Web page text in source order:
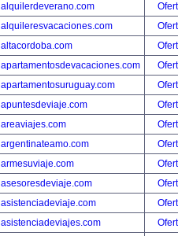
alquilerdeverano.com
alquileresvacaciones.com
altacordoba.com
apartamentosdevacaciones.com
apartamentosuruguay.com
apuntesdeviaje.com
areaviajes.com
argentinateamo.com
armesuviaje.com
asesoresdeviaje.com
asistenciadeviaje.com
asistenciadeviajes.com